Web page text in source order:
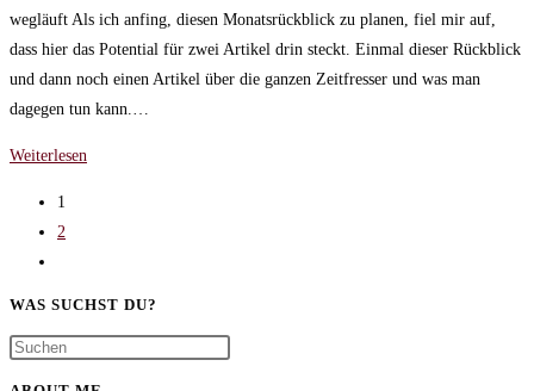
wegläuft Als ich anfing, diesen Monatsrückblick zu planen, fiel mir auf,
dass hier das Potential für zwei Artikel drin steckt. Einmal dieser Rückblick
und dann noch einen Artikel über die ganzen Zeitfresser und was man
dagegen tun kann.…
Weiterlesen
uns
die
Zeit
1
2
Seite
WAS SUCHST DU?